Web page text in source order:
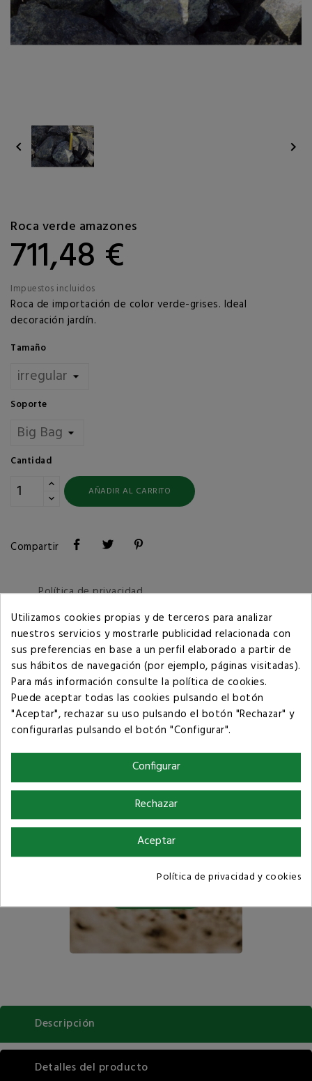
 
Roca verde amazones
711,48 €
Impuestos incluidos
Roca de importación de color verde-grises. Ideal
decoración jardín.
Tamaño
Soporte
Cantidad
AÑADIR AL CARRITO
Compartir
Política de privacidad
Términos y condiciones de compra
Descripción
Detalles del producto
Utilizamos cookies propias y de terceros para analizar
nuestros servicios y mostrarle publicidad relacionada con
sus preferencias en base a un perfil elaborado a partir de
sus hábitos de navegación (por ejemplo, páginas visitadas).
Para más información consulte la política de cookies.
Puede aceptar todas las cookies pulsando el botón
"Aceptar", rechazar su uso pulsando el botón "Rechazar" y
configurarlas pulsando el botón "Configurar".
Configurar
Rechazar
Aceptar
Política de privacidad y cookies